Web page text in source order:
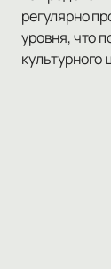
регулярно
уровня, что
культурного